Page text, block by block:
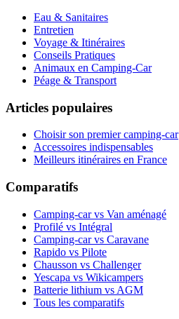
Eau & Sanitaires
Entretien
Voyage & Itinéraires
Conseils Pratiques
Animaux en Camping-Car
Péage & Transport
Articles populaires
Choisir son premier camping-car
Accessoires indispensables
Meilleurs itinéraires en France
Comparatifs
Camping-car vs Van aménagé
Profilé vs Intégral
Camping-car vs Caravane
Rapido vs Pilote
Chausson vs Challenger
Yescapa vs Wikicampers
Batterie lithium vs AGM
Tous les comparatifs